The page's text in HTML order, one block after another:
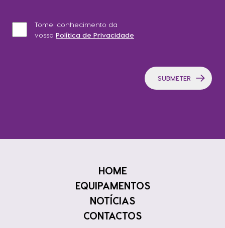
Tomei conhecimento da
vossa Política de Privacidade
SUBMETER
HOME
EQUIPAMENTOS
NOTÍCIAS
CONTACTOS